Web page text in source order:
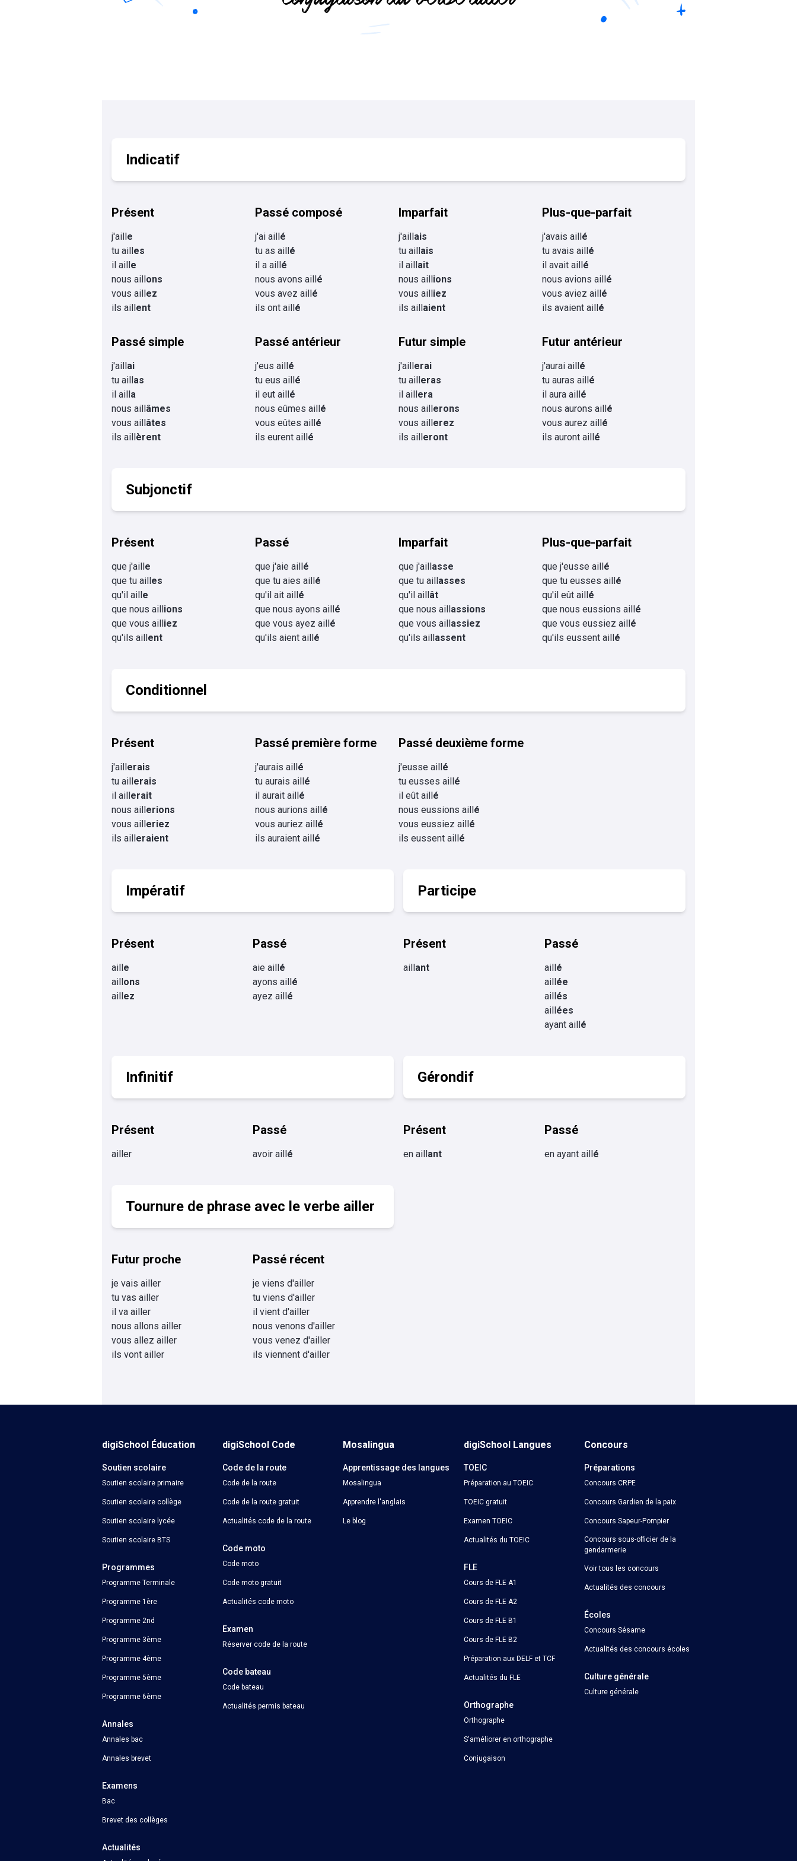
Flashcards Collège
Indicatif
Présent
j'aille
tu ailles
il aille
nous aillons
vous aillez
ils aillent
Passé composé
j'ai aillé
tu as aillé
il a aillé
nous avons aillé
vous avez aillé
ils ont aillé
Imparfait
j'aillais
tu aillais
il aillait
nous aillions
vous ailliez
ils aillaient
Plus-que-parfait
j'avais aillé
tu avais aillé
il avait aillé
nous avions aillé
vous aviez aillé
ils avaient aillé
Passé simple
j'aillai
tu aillas
il ailla
nous aillâmes
vous aillâtes
ils aillèrent
Passé antérieur
j'eus aillé
tu eus aillé
il eut aillé
nous eûmes aillé
vous eûtes aillé
ils eurent aillé
Futur simple
j'aillerai
tu ailleras
il aillera
nous aillerons
vous aillerez
ils ailleront
Futur antérieur
j'aurai aillé
tu auras aillé
il aura aillé
nous aurons aillé
vous aurez aillé
ils auront aillé
Subjonctif
Présent
que j'aille
que tu ailles
qu'il aille
que nous aillions
que vous ailliez
qu'ils aillent
Passé
que j'aie aillé
que tu aies aillé
qu'il ait aillé
que nous ayons aillé
que vous ayez aillé
qu'ils aient aillé
Imparfait
que j'aillasse
que tu aillasses
qu'il aillât
que nous aillassions
que vous aillassiez
qu'ils aillassent
Plus-que-parfait
que j'eusse aillé
que tu eusses aillé
qu'il eût aillé
que nous eussions aillé
que vous eussiez aillé
qu'ils eussent aillé
Conditionnel
Présent
j'aillerais
tu aillerais
il aillerait
nous aillerions
vous ailleriez
ils ailleraient
Passé première forme
j'aurais aillé
tu aurais aillé
il aurait aillé
nous aurions aillé
vous auriez aillé
ils auraient aillé
Passé deuxième forme
j'eusse aillé
tu eusses aillé
il eût aillé
nous eussions aillé
vous eussiez aillé
ils eussent aillé
Impératif
Présent
aille
aillons
aillez
Passé
aie aillé
ayons aillé
ayez aillé
Participe
Présent
aillant
Passé
aillé
aillée
aillés
aillées
ayant aillé
Infinitif
Présent
ailler
Passé
avoir aillé
Gérondif
Présent
en aillant
Passé
en ayant aillé
Tournure de phrase avec le verbe ailler
Futur proche
je vais ailler
tu vas ailler
il va ailler
nous allons ailler
vous allez ailler
ils vont ailler
Passé récent
je viens d'ailler
tu viens d'ailler
il vient d'ailler
nous venons d'ailler
vous venez d'ailler
ils viennent d'ailler
digiSchool Éducation
Soutien scolaire
Soutien scolaire primaire
Soutien scolaire collège
Soutien scolaire lycée
Soutien scolaire BTS
Programmes
Programme Terminale
Programme 1ère
Programme 2nd
Programme 3ème
Programme 4ème
Programme 5ème
Programme 6ème
Annales
Annales bac
Annales brevet
Examens
Bac
Brevet des collèges
Actualités
digiSchool Code
Code de la route
Code de la route
Code de la route gratuit
Actualités code de la route
Code moto
Code moto
Code moto gratuit
Actualités code moto
Examen
Réserver code de la route
Code bateau
Code bateau
Actualités permis bateau
Mosalingua
Apprentissage des langues
Mosalingua
Apprendre l'anglais
Le blog
digiSchool Langues
TOEIC
Préparation au TOEIC
TOEIC gratuit
Examen TOEIC
Actualités du TOEIC
FLE
Cours de FLE A1
Cours de FLE A2
Cours de FLE B1
Cours de FLE B2
Préparation aux DELF et TCF
Actualités du FLE
Orthographe
Orthographe
S'améliorer en orthographe
Conjugaison
Concours
Préparations
Concours CRPE
Concours Gardien de la paix
Concours Sapeur-Pompier
Concours sous-officier de la
gendarmerie
Voir tous les concours
Actualités des concours
Écoles
Concours Sésame
Actualités des concours écoles
Culture générale
Culture générale